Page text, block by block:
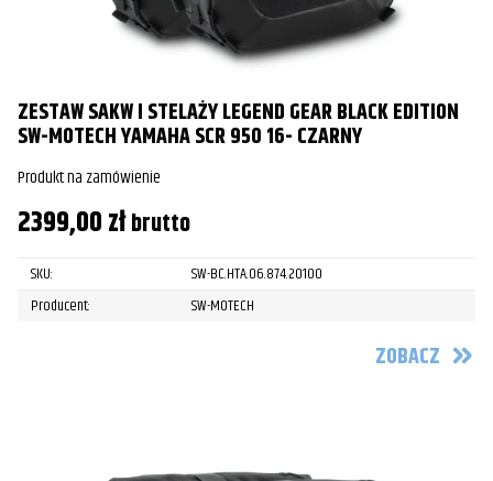
ZESTAW SAKW I STELAŻY LEGEND GEAR BLACK EDITION
SW-MOTECH YAMAHA SCR 950 16- CZARNY
Produkt na zamówienie
2399,00złbrutto
SKU:
SW-BC.HTA.06.874.20100
Producent:
SW-MOTECH
ZOBACZ